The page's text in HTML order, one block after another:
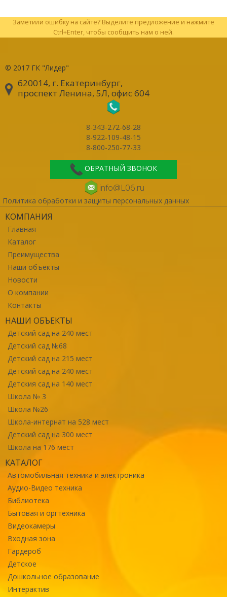
Заметили ошибку на сайте? Выделите предложение и нажмите
Ctrl+Enter, чтобы сообщить нам о ней.
© 2017 ГК "Лидер"
620014, г. Екатеринбург,
проспект Ленина, 5Л, офис 604
8-343-272-68-28
8-922-109-48-15
8-800-250-77-33
ОБРАТНЫЙ ЗВОНОК
info@L06.ru
Политика обработки и защиты персональных данных
КОМПАНИЯ
Главная
Каталог
Преимущества
Наши объекты
Новости
О компании
Контакты
НАШИ ОБЪЕКТЫ
Детский сад на 240 мест
Детский сад №68
Детский сад на 215 мест
Детский сад на 240 мест
Детския сад на 140 мест
Школа № 3
Школа №26
Школа-интернат на 528 мест
Детский сад на 300 мест
Школа на 176 мест
КАТАЛОГ
Автомобильная техника и электроника
Аудио-Видео техника
Библиотека
Бытовая и оргтехника
Видеокамеры
Входная зона
Гардероб
Детское
Дошкольное образование
Интерактив